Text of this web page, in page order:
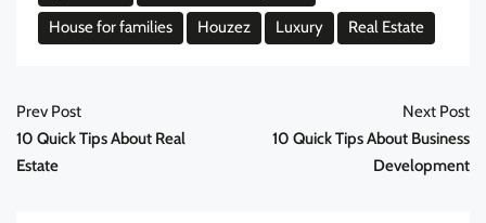
House for families
Houzez Luxury Real Estate
Prev Post
10 Quick Tips About Real
Estate
Next Post
10 Quick Tips About Business
Development